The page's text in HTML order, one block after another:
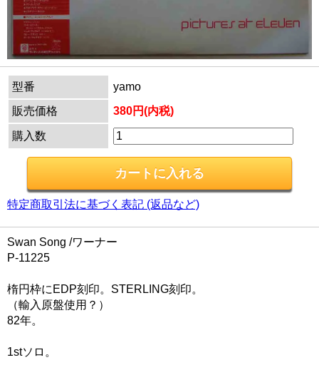
型番
yamo
販売価格
380円(内税)
購入数
特定商取引法に基づく表記 (返品など)
Swan Song /ワーナー
P-11225
楕円枠にEDP刻印。STERLING刻印。
（輸入原盤使用？）
82年。
1stソロ。